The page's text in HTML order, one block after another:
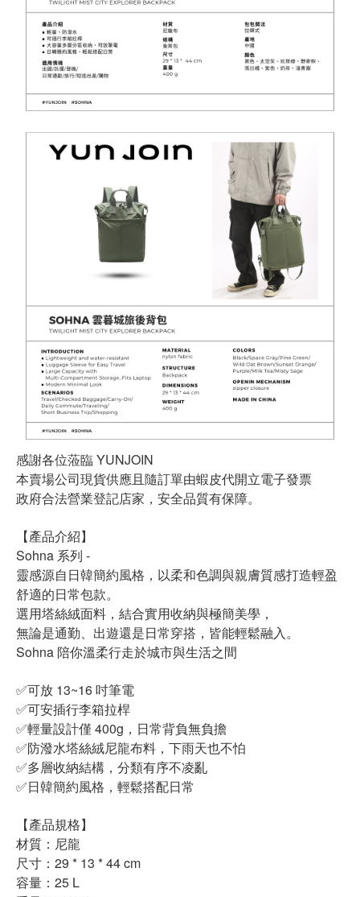
感謝各位蒞臨 YUNJOIN
本賣場公司現貨供應且隨訂單由蝦皮代開立電子發票
政府合法營業登記店家，安全品質有保障。
【產品介紹】
Sohna 系列 -
靈感源自日韓簡約風格，以柔和色調與親膚質感打造輕盈
舒適的日常包款。
選用塔絲絨面料，結合實用收納與極簡美學，
無論是通勤、出遊還是日常穿搭，皆能輕鬆融入。
Sohna 陪你溫柔行走於城市與生活之間
✅可放 13~16 吋筆電
✅可安插行李箱拉桿
✅輕量設計僅 400g，日常背負無負擔
✅防潑水塔絲絨尼龍布料，下雨天也不怕
✅多層收納結構，分類有序不凌亂
✅日韓簡約風格，輕鬆搭配日常
【產品規格】
材質：尼龍
尺寸：29 * 13 * 44 cm
容量：25 L